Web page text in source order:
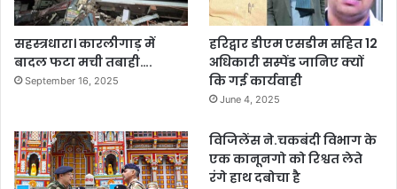
सहस्त्रधारा। कारलीगाड़ में
बादल फटा मची तबाही….
September 16, 2025
हरिद्वार डीएम एसडीम सहित 12
अधिकारी सस्पेंड जानिए क्यों
कि गई कार्यवाही
June 4, 2025
विजिलेंस ने.चकबंदी विभाग के
एक कानूनगो को रिश्वत लेते
रंगे हाथ दबोचा है